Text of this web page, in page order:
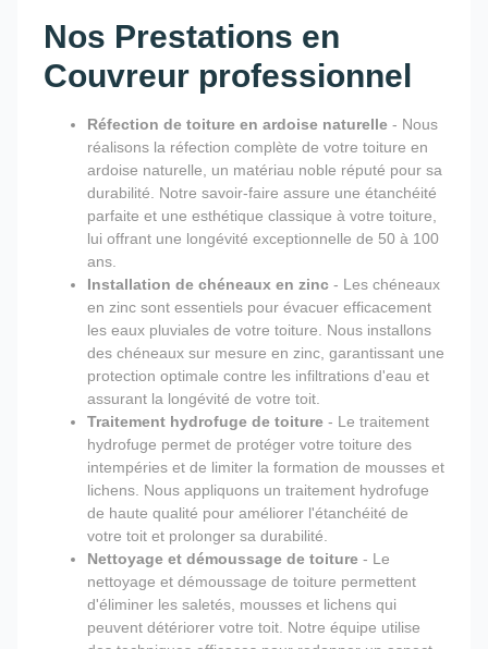
Nos Prestations en
Couvreur professionnel
Réfection de toiture en ardoise naturelle - Nous
réalisons la réfection complète de votre toiture en
ardoise naturelle, un matériau noble réputé pour sa
durabilité. Notre savoir-faire assure une étanchéité
parfaite et une esthétique classique à votre toiture,
lui offrant une longévité exceptionnelle de 50 à 100
ans.
Installation de chéneaux en zinc - Les chéneaux
en zinc sont essentiels pour évacuer efficacement
les eaux pluviales de votre toiture. Nous installons
des chéneaux sur mesure en zinc, garantissant une
protection optimale contre les infiltrations d'eau et
assurant la longévité de votre toit.
Traitement hydrofuge de toiture - Le traitement
hydrofuge permet de protéger votre toiture des
intempéries et de limiter la formation de mousses et
lichens. Nous appliquons un traitement hydrofuge
de haute qualité pour améliorer l'étanchéité de
votre toit et prolonger sa durabilité.
Nettoyage et démoussage de toiture - Le
nettoyage et démoussage de toiture permettent
d'éliminer les saletés, mousses et lichens qui
peuvent détériorer votre toit. Notre équipe utilise